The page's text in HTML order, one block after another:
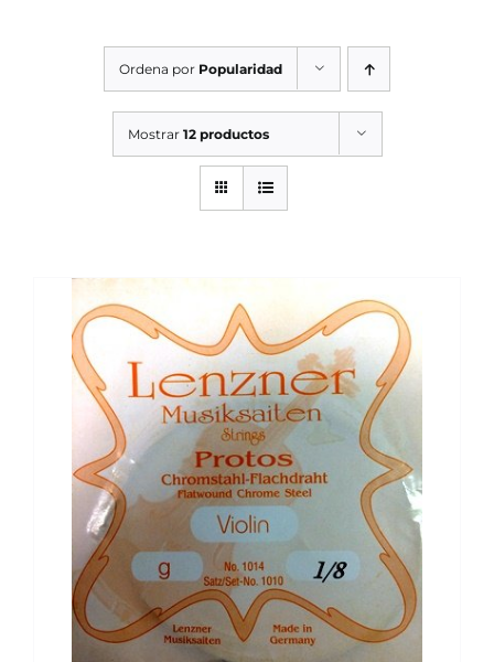
SERVICIOS TALLER
OCASIÓN
Ordena por Popularidad
Mostrar 12 productos